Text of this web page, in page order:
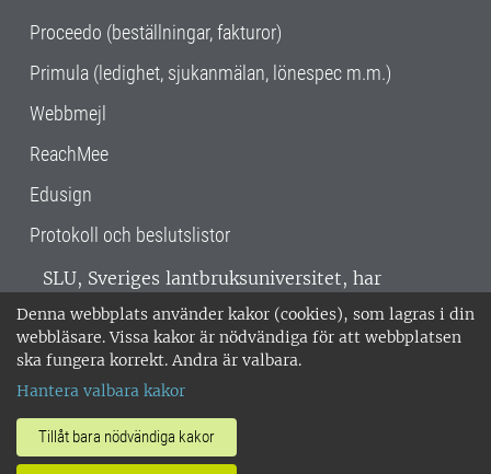
Denna webbplats använder kakor (cookies), som lagras i din
webbläsare. Vissa kakor är nödvändiga för att webbplatsen
ska fungera korrekt. Andra är valbara.
Hantera valbara kakor
Tillåt bara nödvändiga kakor
Proceedo (beställningar, fakturor)
Primula (ledighet, sjukanmälan, lönespec m.m.)
Webbmejl
ReachMee
Edusign
Protokoll och beslutslistor
SLU, Sveriges lantbruksuniversitet, har
verksamhet över hela Sverige. Huvudorter är
Alnarp, Uppsala och Umeå.SLU är
miljöcertifierat enligt ISO 14001. •
018-67 10 00 • Org nr: 202100-2817 •
Om SLU:s webbplatser
•Hantera kakor•Behandling av